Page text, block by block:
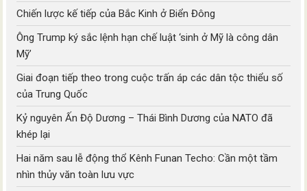
Chiến lược kế tiếp của Bắc Kinh ở Biển Đông
Ông Trump ký sắc lệnh hạn chế luật ‘sinh ở Mỹ là công dân
Mỹ’
Giai đoạn tiếp theo trong cuộc trấn áp các dân tộc thiểu số
của Trung Quốc
Kỷ nguyên Ấn Độ Dương – Thái Bình Dương của NATO đã
khép lại
Hai năm sau lễ động thổ Kênh Funan Techo: Cần một tầm
nhìn thủy văn toàn lưu vực